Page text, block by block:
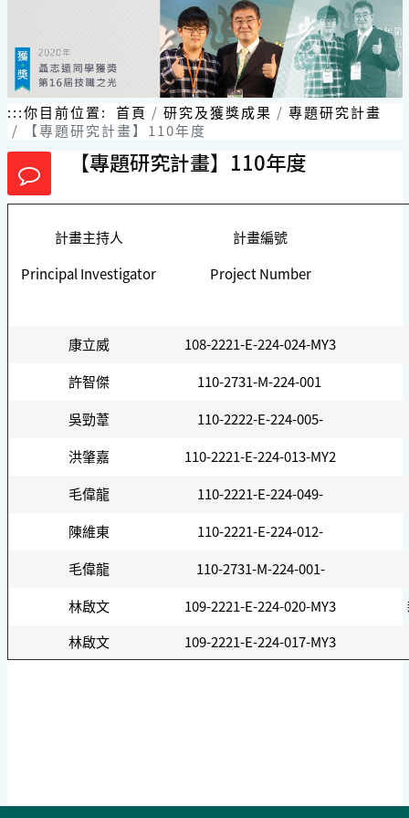
容
區
塊
:::你目前位置: 首頁 研究及獲獎成果
專題研究計畫
【專題研究計畫】110年度
【專題研究計畫】110年度
計畫主持人
Principal Investigator
計畫編號
Project Number
康立威
108-2221-E-224-024-MY3
許智傑
110-2731-M-224-001
吳勁葦
110-2222-E-224-005-
洪肇嘉
110-2221-E-224-013-MY2
毛偉龍
110-2221-E-224-049-
陳維東
110-2221-E-224-012-
毛偉龍
110-2731-M-224-001-
林啟文
109-2221-E-224-020-MY3
林啟文
109-2221-E-224-017-MY3